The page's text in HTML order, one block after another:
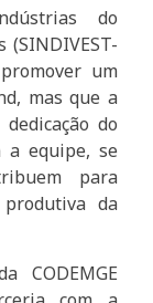
do
(SINDIVEST-
um
mas que a
do
a equipe, se
para
da
CODEMGE